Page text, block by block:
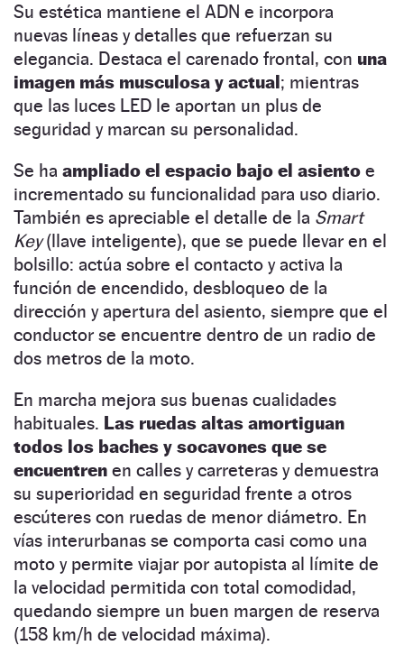
Su estética mantiene el ADN e incorpora
nuevas líneas y detalles que refuerzan su
elegancia. Destaca el carenado frontal, con una
imagen más muscu­losa y actual; mientras
que las luces LED le aportan un plus de
seguridad y marcan su personalidad.
Se ha ampliado el espacio bajo el asiento e
incrementado su funcionalidad para uso diario.
También es apreciable el detalle de la Smart
Key(llave inteligente), que se puede llevar en el
bolsillo: actúa sobre el contacto y activa la
función de encendido, desbloqueo de la
dirección y apertura del asiento, siempre que el
conductor se encuentre dentro de un radio de
dos metros de la moto.
En marcha mejora sus buenas cualidades
habituales. Las ruedas altas amortiguan
todos los baches y socavones que se
encuentren en calles y carreteras y demuestra
su superioridad en seguridad frente a otros
escúteres con ruedas de menor diámetro. En
vías interurbanas se comporta casi como una
moto y permite viajar por autopista al límite de
la velocidad permitida con total comodidad,
quedando siempre un buen margen de reserva
(158 km/h de velocidad máxima).